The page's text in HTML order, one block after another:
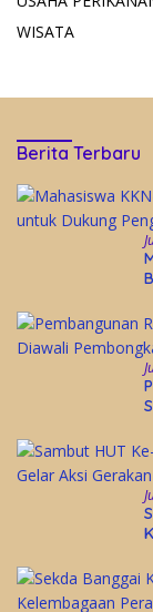
WISATA
Berita Terbaru